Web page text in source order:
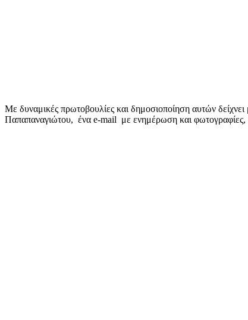
Με δυναμικές πρωτοβουλίες και δημοσιοποίηση αυτών
Παπαπαναγιώτου, ένα e-mail με ενημέρωση και φωτογραφίες,